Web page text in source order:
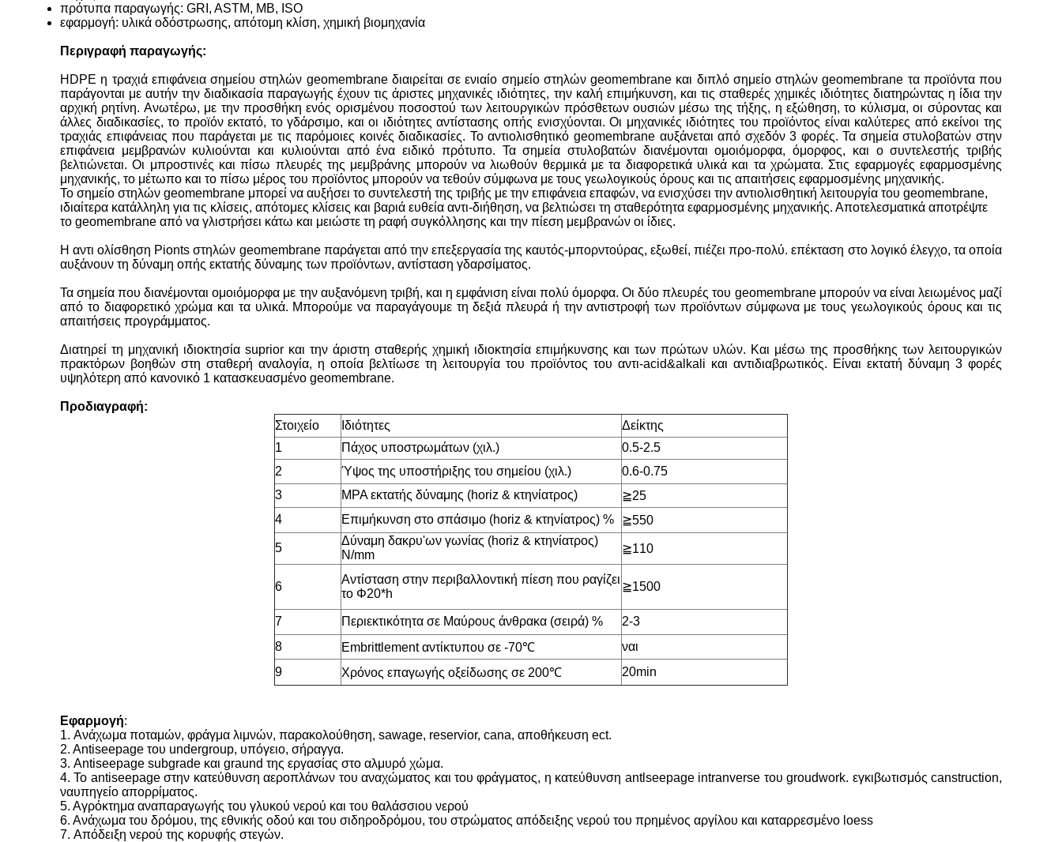
πρότυπα παραγωγής: GRI, ASTM, ΜΒ, ISO
εφαρμογή: υλικά οδόστρωσης, απότομη κλίση, χημική βιομηχανία
Περιγραφή παραγωγής:
HDPE η τραχιά επιφάνεια σημείου στηλών geomembrane διαιρείται σε ενιαίο σημείο στηλών geomembrane και διπλό σημείο στηλών geomembrane τα προϊόντα που
παράγονται με αυτήν την διαδικασία παραγωγής έχουν τις άριστες μηχανικές ιδιότητες, την καλή επιμήκυνση, και τις σταθερές χημικές ιδιότητες διατηρώντας η ίδια την
αρχική ρητίνη. Ανωτέρω, με την προσθήκη ενός ορισμένου ποσοστού των λειτουργικών πρόσθετων ουσιών μέσω της τήξης, η εξώθηση, το κύλισμα, οι σύροντας και
άλλες διαδικασίες, το προϊόν εκτατό, το γδάρσιμο, και οι ιδιότητες αντίστασης οπής ενισχύονται. Οι μηχανικές ιδιότητες του προϊόντος είναι καλύτερες από εκείνοι της
τραχιάς επιφάνειας που παράγεται με τις παρόμοιες κοινές διαδικασίες. Το αντιολισθητικό geomembrane αυξάνεται από σχεδόν 3 φορές. Τα σημεία στυλοβατών στην
επιφάνεια μεμβρανών κυλιούνται και κυλιούνται από ένα ειδικό πρότυπο. Τα σημεία στυλοβατών διανέμονται ομοιόμορφα, όμορφος, και ο συντελεστής τριβής
βελτιώνεται. Οι μπροστινές και πίσω πλευρές της μεμβράνης μπορούν να λιωθούν θερμικά με τα διαφορετικά υλικά και τα χρώματα. Στις εφαρμογές εφαρμοσμένης
μηχανικής, το μέτωπο και το πίσω μέρος του προϊόντος μπορούν να τεθούν σύμφωνα με τους γεωλογικούς όρους και τις απαιτήσεις εφαρμοσμένης μηχανικής.
Το σημείο στηλών geomembrane μπορεί να αυξήσει το συντελεστή της τριβής με την επιφάνεια επαφών, να ενισχύσει την αντιολισθητική λειτουργία του geomembrane,
ιδιαίτερα κατάλληλη για τις κλίσεις, απότομες κλίσεις και βαριά ευθεία αντι-διήθηση, να βελτιώσει τη σταθερότητα εφαρμοσμένης μηχανικής. Αποτελεσματικά αποτρέψτε
το geomembrane από να γλιστρήσει κάτω και μειώστε τη ραφή συγκόλλησης και την πίεση μεμβρανών οι ίδιες.
Η αντι ολίσθηση Pionts στηλών geomembrane παράγεται από την επεξεργασία της καυτός-μπορντούρας, εξωθεί, πιέζει προ-πολύ. επέκταση στο λογικό έλεγχο, τα οποία
αυξάνουν τη δύναμη οπής εκτατής δύναμης των προϊόντων, αντίσταση γδαρσίματος.
Τα σημεία που διανέμονται ομοιόμορφα με την αυξανόμενη τριβή, και η εμφάνιση είναι πολύ όμορφα. Οι δύο πλευρές του geomembrane μπορούν να είναι λειωμένος μαζί
από το διαφορετικό χρώμα και τα υλικά. Μπορούμε να παραγάγουμε τη δεξιά πλευρά ή την αντιστροφή των προϊόντων σύμφωνα με τους γεωλογικούς όρους και τις
απαιτήσεις προγράμματος.
Διατηρεί τη μηχανική ιδιοκτησία suprior και την άριστη σταθερής χημική ιδιοκτησία επιμήκυνσης και των πρώτων υλών. Και μέσω της προσθήκης των λειτουργικών
πρακτόρων βοηθών στη σταθερή αναλογία, η οποία βελτίωσε τη λειτουργία του προϊόντος του αντι-acid&alkali και αντιδιαβρωτικός. Είναι εκτατή δύναμη 3 φορές
υψηλότερη από κανονικό 1 κατασκευασμένο geomembrane.
Προδιαγραφή:
Στοιχείο
Ιδιότητες
Δείκτης
1
Πάχος υποστρωμάτων (χιλ.)
0.5-2.5
2
Ύψος της υποστήριξης του σημείου (χιλ.)
0.6-0.75
3
MPA εκτατής δύναμης (horiz & κτηνίατρος) ≧25
4
Επιμήκυνση στο σπάσιμο (horiz & κτηνίατρος) % ≧550
5
Δύναμη δακρυ'ων γωνίας (horiz & κτηνίατρος)
N/mm
≧110
6
Αντίσταση στην περιβαλλοντική πίεση που ραγίζει
το Φ20*h
≧1500
7 Περιεκτικότητα σε Μαύρους άνθρακα (σειρά) %
2-3
8
Embrittlement αντίκτυπου σε -70℃
ναι
9
Χρόνος επαγωγής οξείδωσης σε 200℃ 20min
Εφαρμογή:
1. Ανάχωμα ποταμών, φράγμα λιμνών, παρακολούθηση, sawage, reservior, cana, αποθήκευση ect.
2. Antiseepage του undergroup, υπόγειο, σήραγγα.
3. Antiseepage subgrade και graund της εργασίας στο αλμυρό χώμα.
4. Το antiseepage στην κατεύθυνση αεροπλάνων του αναχώματος και του φράγματος, η κατεύθυνση antlseepage intranverse του groudwork. εγκιβωτισμός canstruction,
ναυπηγείο απορρίματος.
5. Αγρόκτημα αναπαραγωγής του γλυκού νερού και του θαλάσσιου νερού
6. Ανάχωμα του δρόμου, της εθνικής οδού και του σιδηροδρόμου, του στρώματος απόδειξης νερού του πρημένος αργίλου και καταρρεσμένο loess
7. Απόδειξη νερού της κορυφής στεγών.